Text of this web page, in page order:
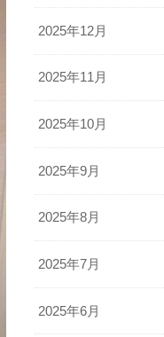
2025年12月
2025年11月
2025年10月
2025年9月
2025年8月
2025年7月
2025年6月